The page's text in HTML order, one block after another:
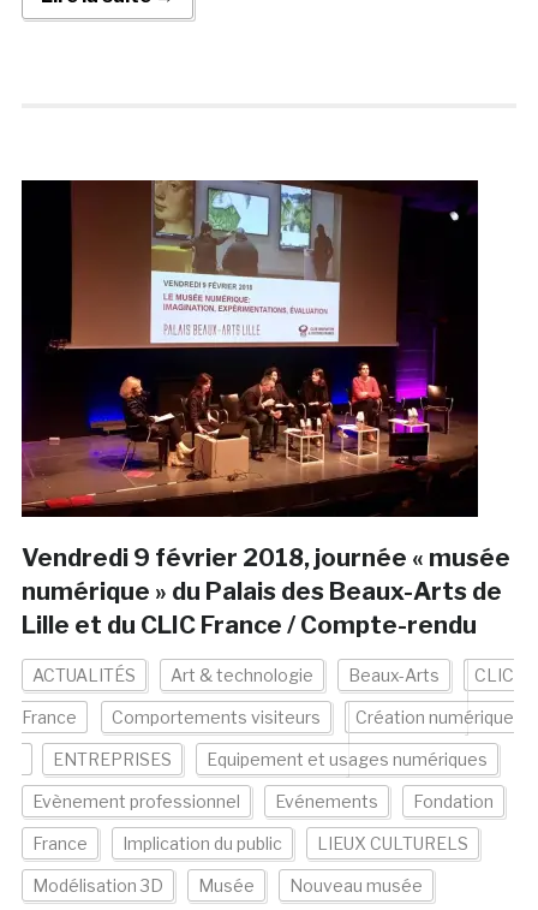
Vendredi 9 février 2018, journée « musée
numérique » du Palais des Beaux-Arts de
Lille et du CLIC France / Compte-rendu
ACTUALITÉS Art & technologie Beaux-Arts CLIC
France Comportements visiteurs Création numérique
ENTREPRISES Equipement et usages numériques
Evènement professionnel Evénements Fondation
France Implication du public LIEUX CULTURELS
Modélisation 3D Musée Nouveau musée